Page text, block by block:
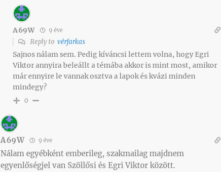
A69W 9 éve
Reply to vérfarkas
Sajnos nálam sem. Pedig kíváncsi lettem volna, hogy Egri
Viktor annyira beleállt a témába akkor is mint most, amikor
már ennyire le vannak osztva a lapok és kvázi minden
mindegy?
0
A69W 9 éve
Nálam egyébként emberileg, szakmailag majdnem
egyenlőségjel van Szöllősi és Egri Viktor között.